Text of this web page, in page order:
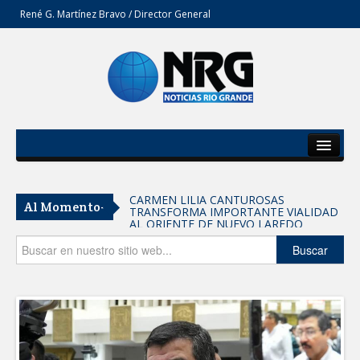
René G. Martínez Bravo / Director General
Del Estado
Secciones
Opinión
Al Momento- CARMEN LILIA CANTUROSAS
TRANSFORMA IMPORTANTE VIALIDAD
AL ORIENTE DE NUEVO LAREDO
Tomaron vecinos de Integración Familiar
iniciativa de Acción y Conciencia
Fortalece la UAT el acceso a la
educación superior en comunidades
REFUERZA BIENESTAR ANIMAL
LABORES DE ATENCIÓN PARA REDUCIR
Buscar